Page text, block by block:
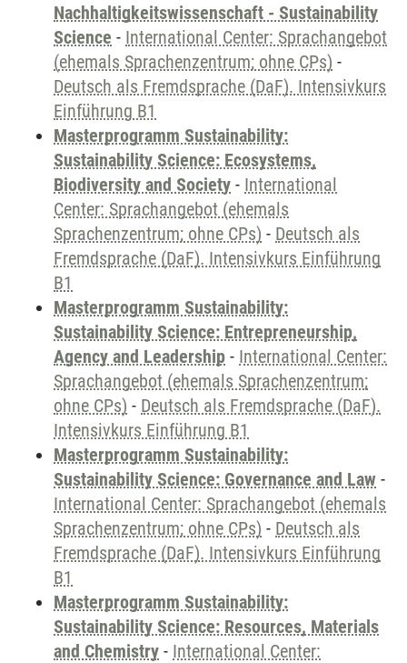
Nachhaltigkeitswissenschaft - Sustainability
Science - International Center: Sprachangebot
(ehemals Sprachenzentrum; ohne CPs) -
Deutsch als Fremdsprache (DaF). Intensivkurs
Einführung B1
Masterprogramm Sustainability:
Sustainability Science: Ecosystems,
Biodiversity and Society - International
Center: Sprachangebot (ehemals
Sprachenzentrum; ohne CPs) - Deutsch als
Fremdsprache (DaF). Intensivkurs Einführung
B1
Masterprogramm Sustainability:
Sustainability Science: Entrepreneurship,
Agency and Leadership - International Center:
Sprachangebot (ehemals Sprachenzentrum;
ohne CPs) - Deutsch als Fremdsprache (DaF).
Intensivkurs Einführung B1
Masterprogramm Sustainability:
Sustainability Science: Governance and Law -
International Center: Sprachangebot (ehemals
Sprachenzentrum; ohne CPs) - Deutsch als
Fremdsprache (DaF). Intensivkurs Einführung
B1
Masterprogramm Sustainability:
Sustainability Science: Resources, Materials
and Chemistry - International Center: